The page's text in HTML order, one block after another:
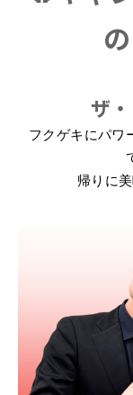
ザ
フクゲキにパワ
帰りに